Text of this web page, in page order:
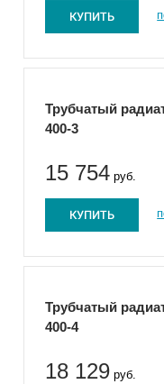
КУПИТЬ
Трубчатый
400-3
15 754 руб.
КУПИТЬ
Трубчатый
400-4
18 129 руб.